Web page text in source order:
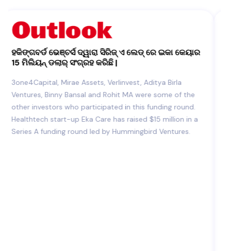
ସ୍ tech ାସ୍ଥ୍ୟ ବ tech ଷୟିକ ସଂସ୍ଥା ଇକା କେୟାର 15